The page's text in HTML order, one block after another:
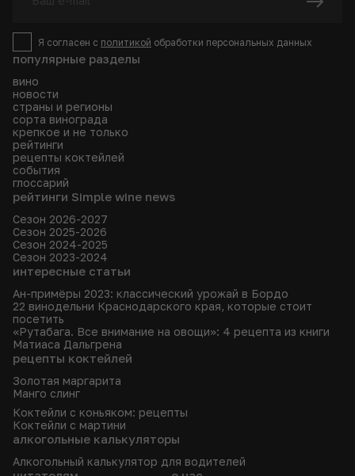
популярные разделы
вино
новости
страны и регионы
сорта винограда
крепкое и не только
рейтинги
рецепты коктейлей
события
глоссарий
рейтинги Simple wine news
Сезон 2026-2027
Сезон 2025-2026
Сезон 2024-2025
Сезон 2023-2024
интересные статьи
Ан-примёры 2023: классический урожай в Бордо
22 винодельни Краснодарского края, которые стоит
посетить
«Рутабага. Все внимание на овощи»: 4 рецепта из книги
Матиаса Дальгрена
рецепты коктейлей
Золотая маргарита
Манго слинг
Коктейли с коньяком: рецепты
Коктейли с мартини
алкогольные калькуляторы
Алкогольный калькулятор для водителей
Я согласен с политикой обработки персональных данных